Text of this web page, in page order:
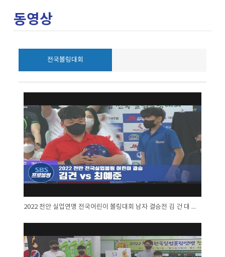
동영상
전국볼링대회
2022 천안 실업연맹 전국어린이 볼링대회 남자 결승전 김 건 대 최예준